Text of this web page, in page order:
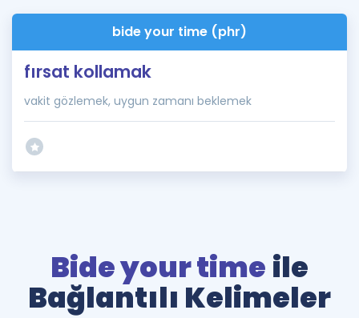
İngilizce Gramerbide your time (phr)
fırsat kollamak
vakit gözlemek, uygun zamanı beklemek
Bide your time ile
Bağlantılı Kelimeler